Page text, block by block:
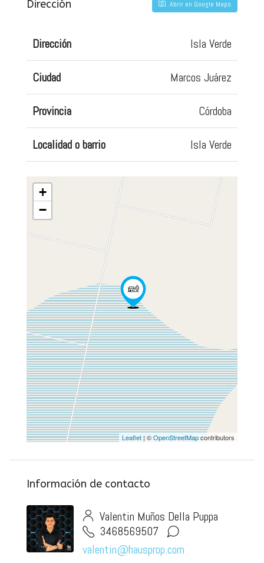
Dirección Abrir en Google Maps
Dirección Isla Verde
Ciudad Marcos Juárez
Provincia Córdoba
Localidad o barrio Isla Verde
+
−
Leaflet | ©OpenStreetMapcontributors
Información de contacto
Valentin Muños Della Puppa
3468569507
valentin@hausprop.com